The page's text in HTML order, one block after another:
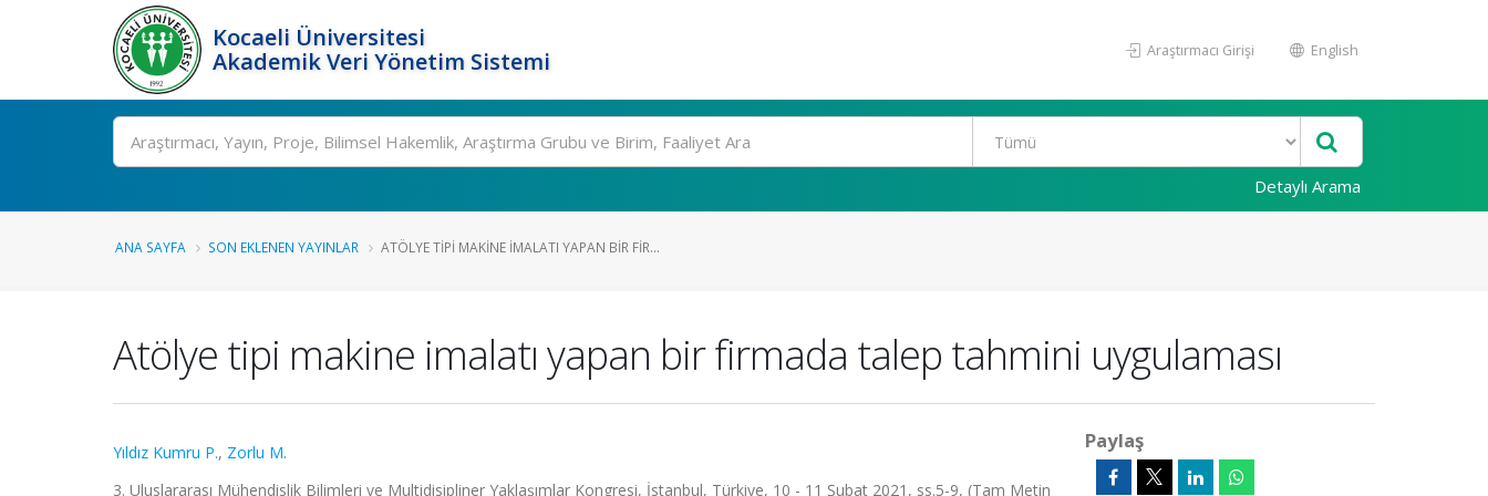
Kocaeli Üniversitesi
Akademik Veri Yönetim Sistemi
Araştırmacı Girişi English
Ara
Detaylı Arama
ANA SAYFA SON EKLENEN YAYINLAR ATÖLYE TIPI MAKINE IMALATI YAPAN BIR FIR...
Atölye tipi makine imalatı yapan bir firmada talep tahmini uygulaması
Yıldız Kumru P., Zorlu M.
3. Uluslararası Mühendislik Bilimleri ve Multidisipliner Yaklaşımlar Kongresi, İstanbul, Türkiye, 10 - 11 Şubat 2021, ss.5-9, (Tam Metin
Paylaş